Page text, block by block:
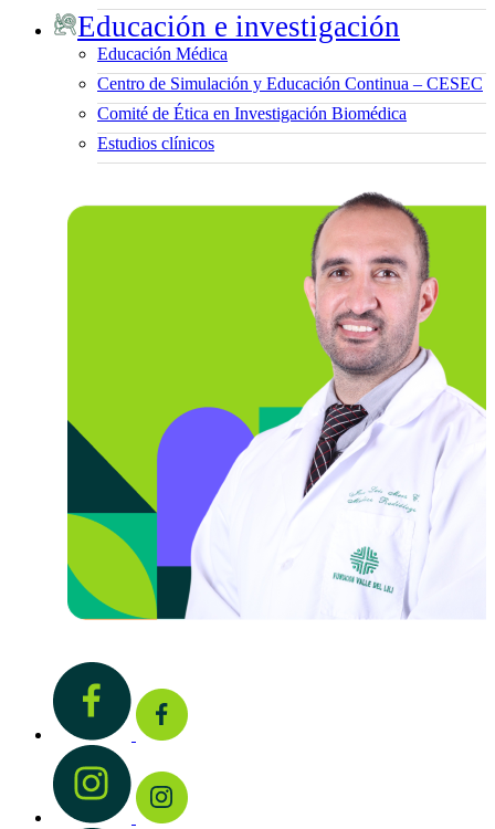
Educación e investigación
Educación Médica
Centro de Simulación y Educación Continua – CESEC
Comité de Ética en Investigación Biomédica
Estudios clínicos